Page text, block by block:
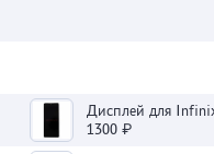
1300 ₽